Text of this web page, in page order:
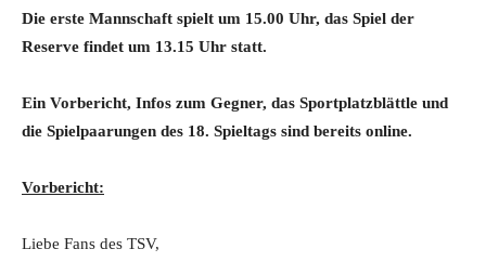
Die erste Mannschaft spielt um 15.00 Uhr, das Spiel der
Reserve findet um 13.15 Uhr statt.
Ein Vorbericht, Infos zum Gegner, das Sportplatzblättle und
die Spielpaarungen des 18. Spieltags sind bereits online.
Vorbericht:
Liebe Fans des TSV,